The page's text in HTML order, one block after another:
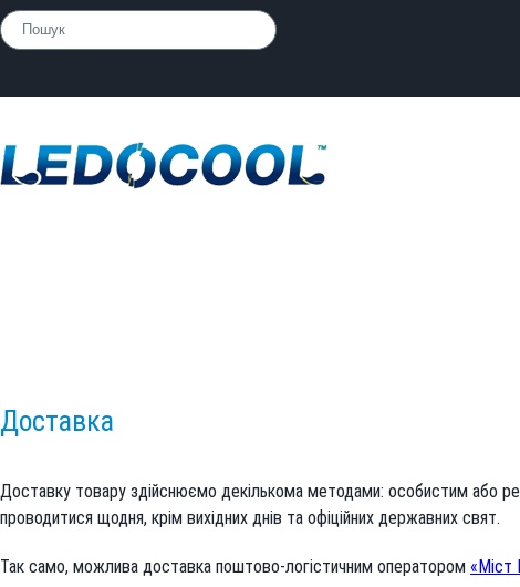
Доставка
Доставку товару здійснюємо декількома методами: особистим або
проводитися щодня, крім вихідних днів та офіційних державних свят.
Так само, можлива доставка поштово-логістичним оператором «Міст